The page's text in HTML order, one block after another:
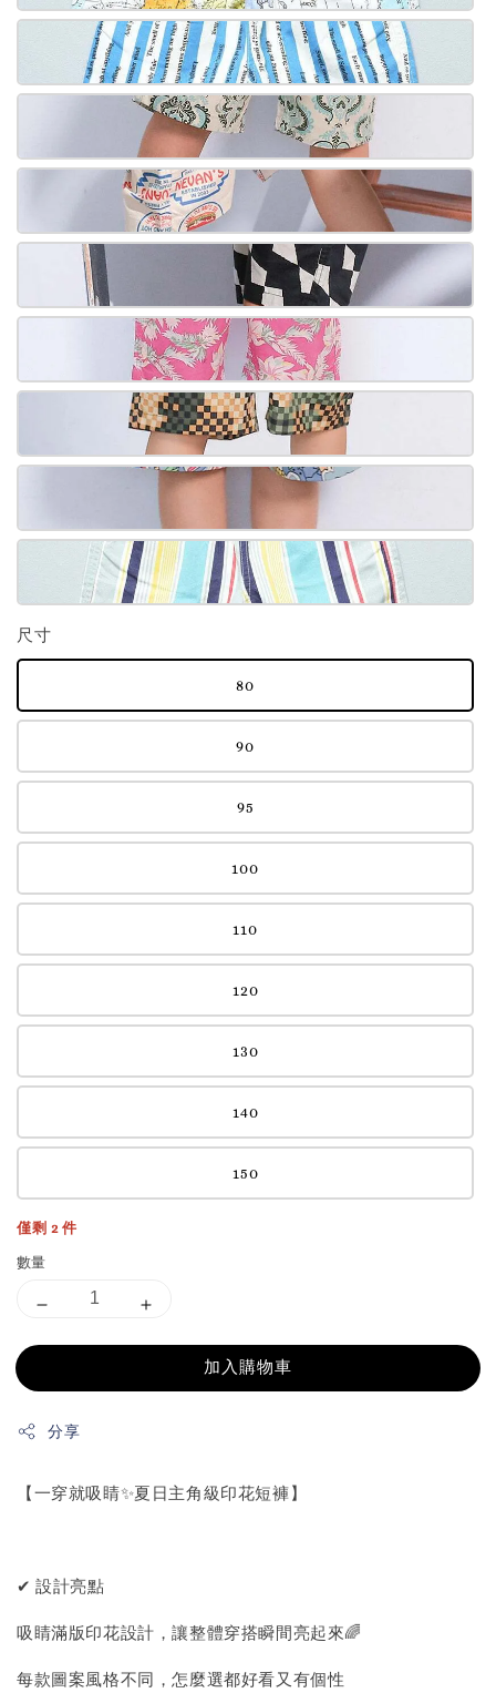
尺寸
80
90
95
100
110
120
130
140
150
僅剩 2 件
數量
加入購物車
分享
【一穿就吸睛✨夏日主角級印花短褲】
✔ 設計亮點
吸睛滿版印花設計，讓整體穿搭瞬間亮起來🌈
每款圖案風格不同，怎麼選都好看又有個性